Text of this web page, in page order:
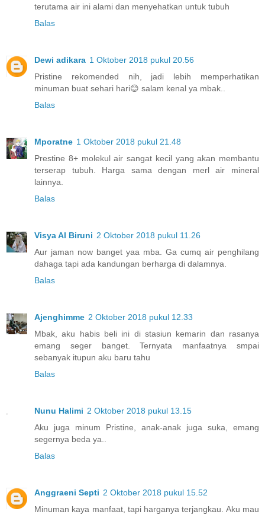
terutama air ini alami dan menyehatkan untuk tubuh
Balas
Dewi adikara 1 Oktober 2018 pukul 20.56
Pristine rekomended nih, jadi lebih memperhatikan
minuman buat sehari hari😊 salam kenal ya mbak..
Balas
Mporatne 1 Oktober 2018 pukul 21.48
Prestine 8+ molekul air sangat kecil yang akan membantu
terserap tubuh. Harga sama dengan merl air mineral
lainnya.
Balas
Visya Al Biruni 2 Oktober 2018 pukul 11.26
Aur jaman now banget yaa mba. Ga cumq air penghilang
dahaga tapi ada kandungan berharga di dalamnya.
Balas
Ajenghimme 2 Oktober 2018 pukul 12.33
Mbak, aku habis beli ini di stasiun kemarin dan rasanya
emang seger banget. Ternyata manfaatnya smpai
sebanyak itupun aku baru tahu
Balas
Nunu Halimi 2 Oktober 2018 pukul 13.15
Aku juga minum Pristine, anak-anak juga suka, emang
segernya beda ya..
Balas
Anggraeni Septi 2 Oktober 2018 pukul 15.52
Minuman kaya manfaat, tapi harganya terjangkau. Aku mau